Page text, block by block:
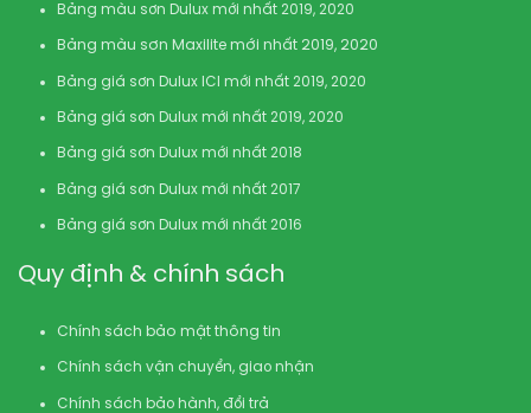
Bảng màu sơn Dulux mới nhất 2019, 2020
Bảng màu sơn Maxilite mới nhất 2019, 2020
Bảng giá sơn Dulux ICI mới nhất 2019, 2020
Bảng giá sơn Dulux mới nhất 2019, 2020
Bảng giá sơn Dulux mới nhất 2018
Bảng giá sơn Dulux mới nhất 2017
Bảng giá sơn Dulux mới nhất 2016
Quy định & chính sách
Chính sách bảo mật thông tin
Chính sách vận chuyển, giao nhận
Chính sách bảo hành, đổi trả